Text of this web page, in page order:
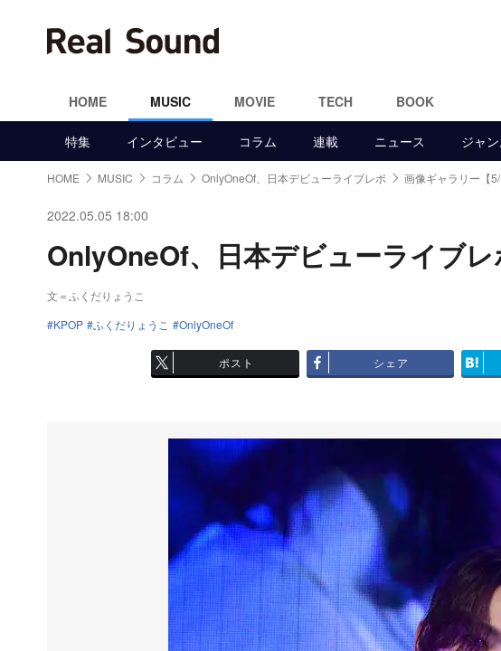
HOME MUSIC MOVIE TECH BOOK
特集 インタビュー コラム 連載 ニュース ジャ
HOME MUSIC コラム OnlyOneOf、日本デビューライブレポ 画像ギャラリー【5/
2022.05.05 18:00
OnlyOneOf、日本デビューライブ
文＝ふくだりょうこ
KPOP
ふくだりょうこ OnlyOneOf
ポスト シェア